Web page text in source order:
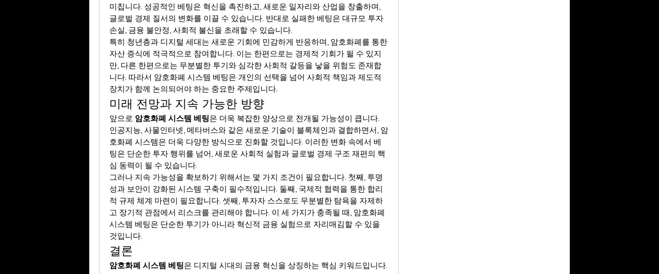
미칩니다. 성공적인 베팅은 혁신을 촉진하고, 새로운 일자리와 산업을 창출하며,
글로벌 경제 질서의 변화를 이끌 수 있습니다. 반대로 실패한 베팅은 대규모 투자
손실, 금융 불안정, 사회적 불신을 초래할 수 있습니다.
특히 청년층과 디지털 세대는 새로운 기회에 민감하게 반응하며, 암호화폐를 통한
자산 증식에 적극적으로 참여합니다. 이는 한편으로는 경제적 기회가 될 수 있지
만, 다른 한편으로는 무분별한 투기와 심각한 사회적 갈등을 낳을 위험도 존재합
니다. 따라서 암호화폐 시스템 베팅은 개인의 선택을 넘어 사회적 책임과 제도적
장치가 함께 논의되어야 하는 중요한 주제입니다.
미래 전망과 지속 가능한 방향
앞으로 암호화폐 시스템 베팅은 더욱 복잡한 양상으로 전개될 가능성이 큽니다.
인공지능, 사물인터넷, 메타버스와 같은 새로운 기술이 블록체인과 결합하면서, 암
호화폐 시스템은 더욱 다양한 방식으로 진화할 것입니다. 이러한 변화 속에서 베
팅은 단순한 투자 행위를 넘어, 새로운 사회적 실험과 글로벌 경제 구조 재편의 핵
심 동력이 될 수 있습니다.
그러나 지속 가능성을 확보하기 위해서는 몇 가지 조건이 필요합니다. 첫째, 투명
성과 보안이 강화된 시스템 구축이 필수적입니다. 둘째, 국제적 협력을 통한 합리
적 규제 체계 마련이 필요합니다. 셋째, 투자자 스스로도 무분별한 탐욕을 자제하
고 장기적 관점에서 리스크를 관리해야 합니다. 이 세 가지가 충족될 때, 암호화폐
시스템 베팅은 단순한 투기가 아니라 혁신적 금융 실험으로 자리매김할 수 있을
것입니다.
결론
암호화폐 시스템 베팅은 디지털 시대의 금융 혁신을 상징하는 핵심 키워드입니다.